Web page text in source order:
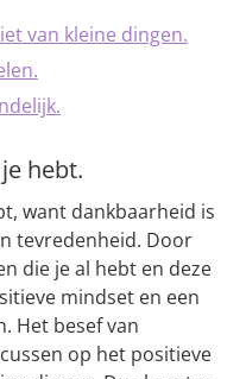
van kleine dingen.
hebt.
want dankbaarheid is
tevredenheid. Door
die je al hebt en deze
mindset en een
Het besef van
op het positieve